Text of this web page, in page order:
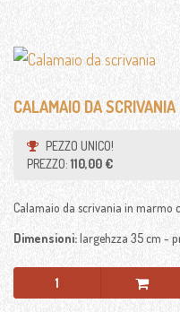
L'AMBIENTE
CONTATTI
Tel. +39 0465
CALAMAIO DA
PEZZO UNICO!
PREZZO:110,00 €
Calamaio da scrivania in marmo
Dimensioni:largehzza 35 cm -